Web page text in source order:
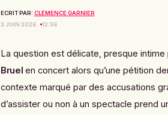
ECRIT PAR: CLÉMENCE GARNIER
3 JUIN 2026
12:36
La question est délicate, presque
Bruel en concert alors qu’une pétition
contexte marqué par des accusations
d’assister ou non à un spectacle prend